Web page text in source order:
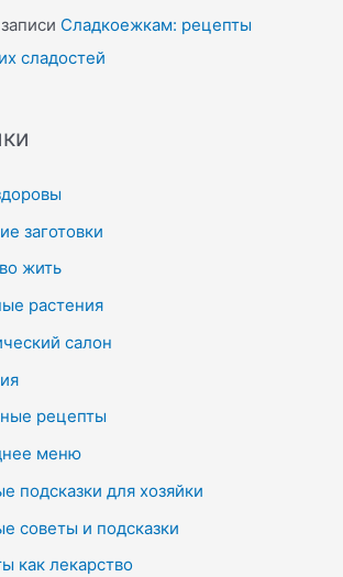
Сладкоежкам: рецепты
сладостей
заготовки
жить
растения
салон
рецепты
меню
подсказки для хозяйки
советы и подсказки
как лекарство